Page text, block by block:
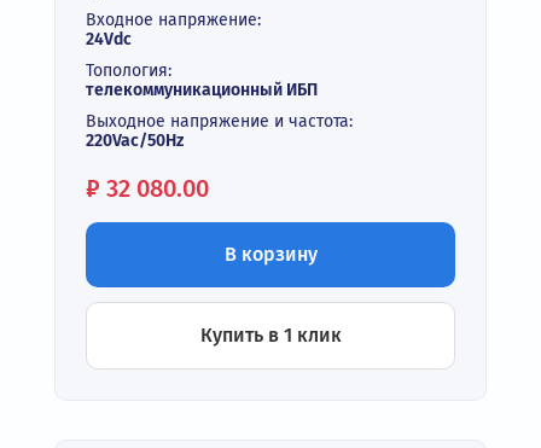
Входное напряжение:
24Vdc
Топология:
телекоммуникационный ИБП
Выходное напряжение и частота:
220Vac/50Hz
Цена:
₽ 32 080.00
В корзину
Купить в 1 клик